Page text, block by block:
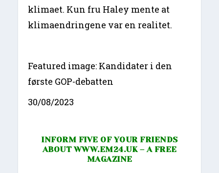
klimaet. Kun fru Haley mente at
klimaendringene var en realitet.
Featured image: Kandidater i den
første GOP-debatten
30/08/2023
INFORM FIVE OF YOUR FRIENDS
ABOUTWWW.EM24.UK– A FREE
MAGAZINE